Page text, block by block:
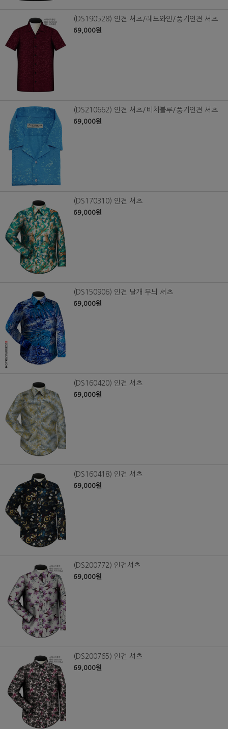
(DS190528) 인견 셔츠/레드와인/풍기인견 셔츠
69,000원
(DS210662) 인견 셔츠/비치블루/풍기인견 셔츠
69,000원
(DS170310) 인견 셔츠
69,000원
(DS150906) 인견 날개 무늬 셔츠
69,000원
(DS160420) 인견 셔츠
69,000원
(DS160418) 인견 셔츠
69,000원
(DS200772) 인견셔츠
69,000원
(DS200765) 인견 셔츠
69,000원